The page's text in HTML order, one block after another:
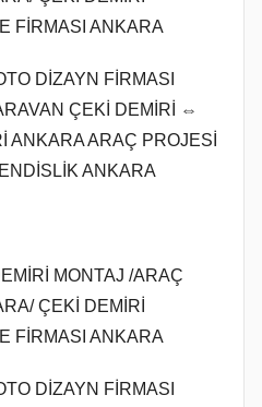
FİRMASI ANKARA
DİZAYN FİRMASI
ÇEKİ DEMİRİ ⇔
ANKARA ARAÇ PROJESİ
ANKARA
MONTAJ /ARAÇ
ÇEKİ DEMİRİ
FİRMASI ANKARA
DİZAYN FİRMASI